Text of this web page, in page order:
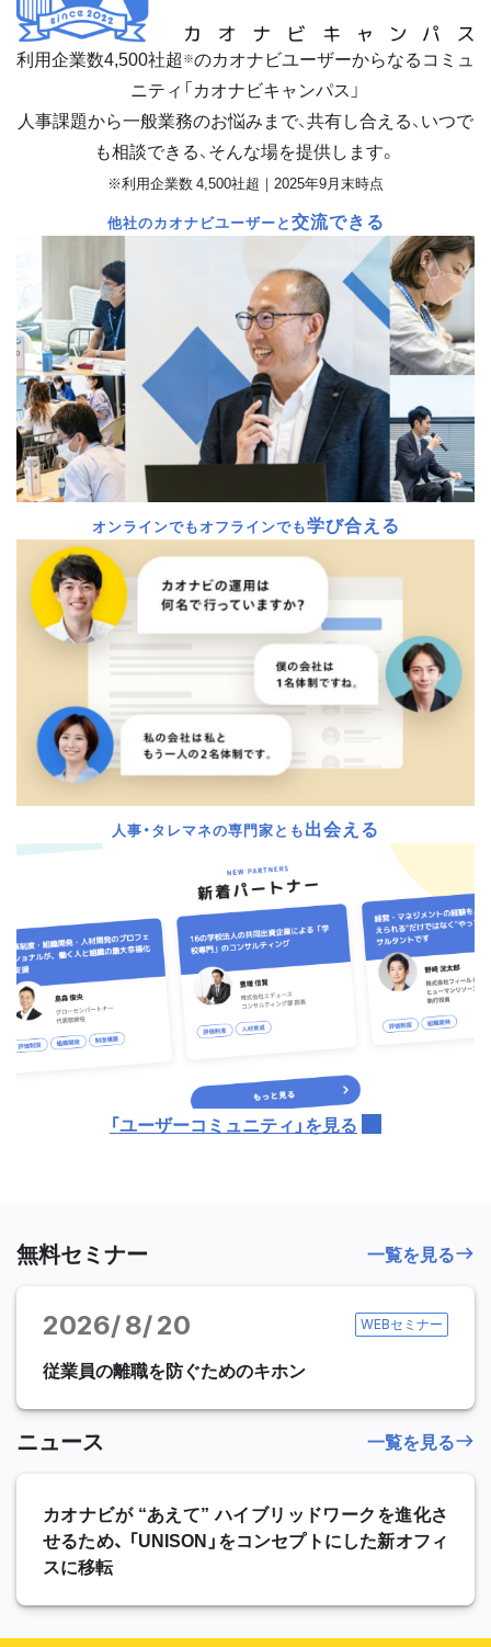
無料セミナー
2026 8 20 WEBセミナー
従業員の離職を防ぐためのキホン
一覧を見る
ニュース
カオナビが “あえて” ハイブリッドワークを進化さ
せるため、 「UNISON」をコンセプトにした新オフィ
スに移転
一覧を見る
利用企業数4,500社超 ※のカオナビユーザーからなるコミュ
ニティ「カオナビキャンパス」
人事課題から一般業務のお悩みまで、共有し合える、いつで
も相談できる、そんな場を提供します。
※利用企業数 4,500社超｜2025年9月末時点
他社のカオナビユーザーと交流できる
オンラインでもオフラインでも学び合える
人事・タレマネの専門家とも出会える
「ユーザーコミュニティ」を見る